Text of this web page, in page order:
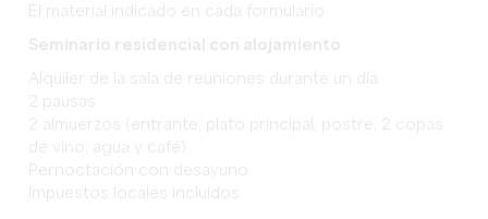
El material indicado en cada formulario
Seminario residencial con alojamiento
Alquiler de la sala de reuniones durante un día
2 pausas
2 almuerzos (entrante, plato principal, postre, 2 copas
de vino, agua y café)
Pernoctación con desayuno
Impuestos locales incluidos